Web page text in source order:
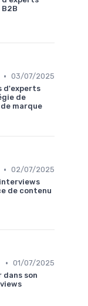
• 03/07/2025
d'experts
de
marque
• 02/07/2025
de contenu
• 01/07/2025
dans son